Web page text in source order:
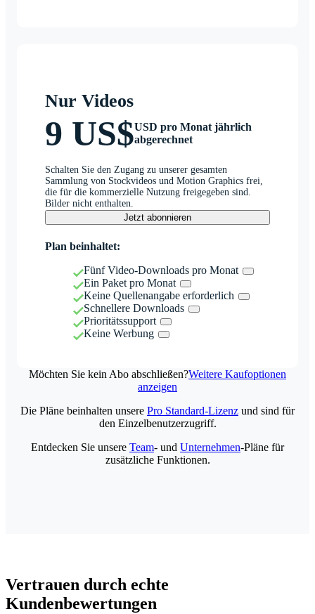
Nur Videos
9 US$USD pro Monat jährlich
abgerechnet
Schalten Sie den Zugang zu unserer gesamten
Sammlung von Stockvideos und Motion Graphics frei,
die für die kommerzielle Nutzung freigegeben sind.
Bilder nicht enthalten.
Jetzt abonnieren
Plan beinhaltet:
Fünf Video-Downloads pro Monat
Ein Paket pro Monat
Keine Quellenangabe erforderlich
Schnellere Downloads
Prioritätssupport
Keine Werbung
Möchten Sie kein Abo abschließen?Weitere Kaufoptionen
anzeigen
Die Pläne beinhalten unsere Pro Standard-Lizenz und sind für
den Einzelbenutzerzugriff.
Entdecken Sie unsere Team- und Unternehmen-Pläne für
zusätzliche Funktionen.
Vertrauen durch echte
Kundenbewertungen